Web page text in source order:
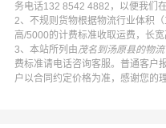
务电话132 8542 4882 ，以便我们
2、不规则货物根据物流行业体积
高/5000的计费标准收取运费，长宽
3、本站所列由茂名到汤原县的物
费标准请电话咨询客服。普通客户
户以合同约定价格为准，感谢您的理